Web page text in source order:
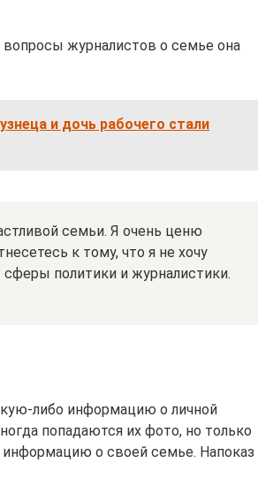
журналистов о семье она
и дочь рабочего стали
семьи. Я очень ценю
к тому, что я не хочу
политики и журналистики.
либо информацию о личной
попадаются их фото, но только
о своей семье. Напоказ